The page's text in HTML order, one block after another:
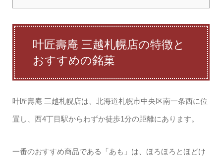
叶匠壽庵 三越札幌店の特徴と
おすすめの銘菓
叶匠壽庵 三越札幌店は、北海道札幌市中央区南一条西に位
置し、西4丁目駅からわずか徒歩1分の距離にあります。
一番のおすすめ商品である「あも」は、ほろほろとほどけ